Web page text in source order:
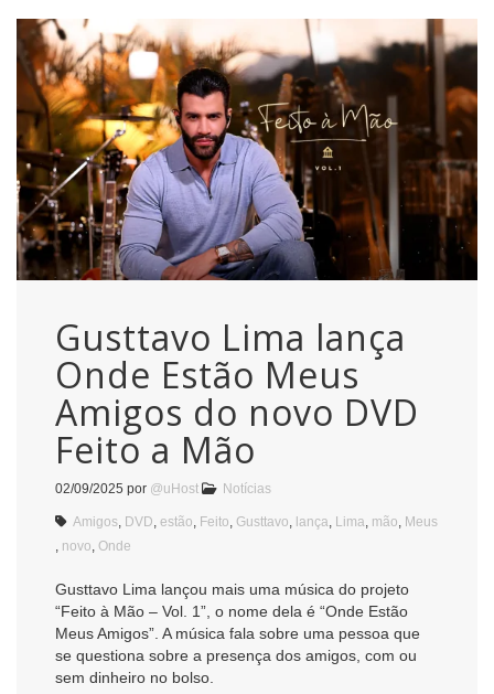
Gusttavo Lima lança
Onde Estão Meus
Amigos do novo DVD
Feito a Mão
02/09/2025 por @uHost Notícias
Amigos DVD estão Feito Gusttavo lança Lima mão Meus
novo Onde
Gusttavo Lima lançou mais uma música do projeto
“Feito à Mão – Vol. 1”, o nome dela é “Onde Estão
Meus Amigos”. A música fala sobre uma pessoa que
se questiona sobre a presença dos amigos, com ou
sem dinheiro no bolso.